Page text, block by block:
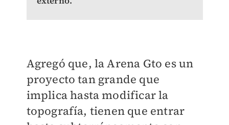
Agregó que, la Arena Gto es un
proyecto tan grande que
implica hasta modificar la
topografía, tienen que entrar